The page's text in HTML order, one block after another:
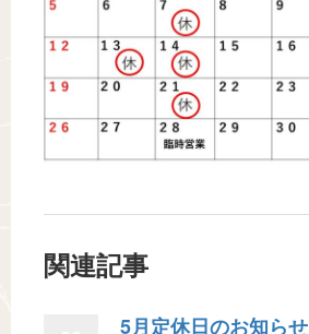
関連記事
5月定休日のお知らせ